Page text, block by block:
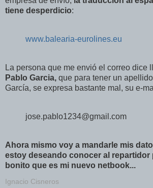
tiene desperdicio:
www.balearia-eurolines.eu
La persona que me envió el correo dice
Pablo Garcia, que para tener un
García, se expresa bastante mal, su e-
jose.pablo1234@gmail.com
Ahora mismo voy a mandarle mis
estoy deseando conocer al repartidor
bonito que es mi nuevo netbook...
Ignacio Cisneros